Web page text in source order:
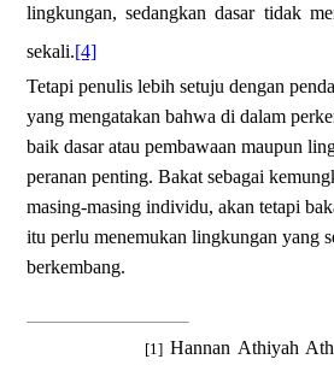
lingkungan, sedangkan dasar tidak
sekali.[4]
Tetapi penulis lebih setuju dengan
yang mengatakan bahwa di dalam
baik dasar atau pembawaan maupun
peranan penting. Bakat sebagai
masing-masing individu, akan tetapi
itu perlu menemukan lingkungan yang
berkembang.
[1]Hannan Athiyah